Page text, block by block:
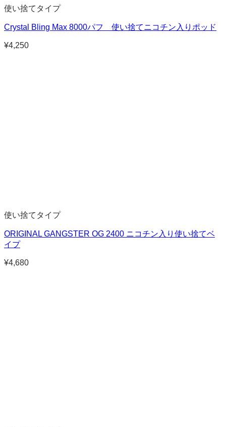
使い捨てタイプ
Crystal Bling Max 8000パフ 使い捨てニコチン入りポッド
¥4,250
使い捨てタイプ
ORIGINAL GANGSTER OG 2400 ニコチン入り使い捨てベ
イプ
¥4,680